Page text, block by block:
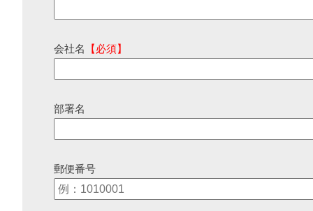
会社名 【必須】
部署名
郵便番号